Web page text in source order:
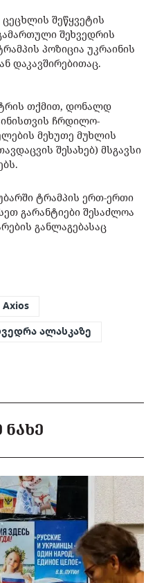
შეწყვეტის
შეხვედრის
პოზიცია უკრაინის
დაკავშირებითაც.
თქმით, დონალდ
ჩრდილო-
მეხუთე მუხლის
შესახებ) მსგავსი
ტრამპის ერთ-ერთი
გარანტიები შესაძლოა
განლაგებასაც
Axios
ალასკაზე
ᲜᲐᲮᲔ